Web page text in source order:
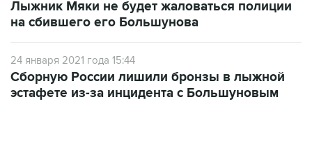
Лыжник Мяки не будет жаловаться полиции
на сбившего его Большунова
24 января 2021 года 15:44
Сборную России лишили бронзы в лыжной
эстафете из-за инцидента с Большуновым